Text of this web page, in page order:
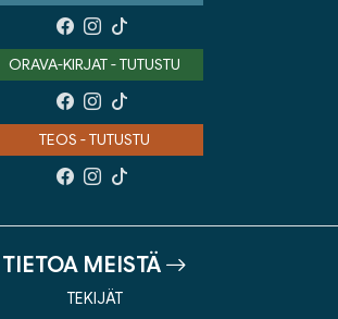
ORAVA-KIRJAT - TUTUSTU
TEOS - TUTUSTU
TIETOA MEISTÄ
TEKIJÄT